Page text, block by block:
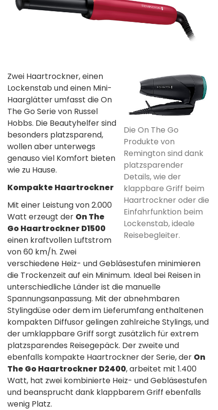
Die On The Go
Produkte von
Remington sind dank
platzsparender
Details, wie der
klappbare Griff beim
Haartrockner oder die
Einfahrfunktion beim
Lockenstab, ideale
Reisebegleiter.
Zwei Haartrockner, einen
Lockenstab und einen Mini-
Haarglätter umfasst die On
The Go Serie von Russel
Hobbs. Die Beautyhelfer sind
besonders platzsparend,
wollen aber unterwegs
genauso viel Komfort bieten
wie zu Hause.
Kompakte Haartrockner
Mit einer Leistung von 2.000
Watt erzeugt der On The
Go Haartrockner D1500
einen kraftvollen Luftstrom
von 60 km/h. Zwei
verschiedene Heiz- und Gebläsestufen minimieren
die Trockenzeit auf ein Minimum. Ideal bei Reisen in
unterschiedliche Länder ist die manuelle
Spannungsanpassung. Mit der abnehmbaren
Stylingdüse oder dem im Lieferumfang enthaltenen
kompakten Diffusor gelingen zahlreiche Stylings, und
der umklappbare Griff sorgt zusätzlich für extrem
platzsparendes Reisegepäck. Der zweite und
ebenfalls kompakte Haartrockner der Serie, der On
The Go Haartrockner D2400, arbeitet mit 1.400
Watt, hat zwei kombinierte Heiz- und Gebläsestufen
und beansprucht dank klappbarem Griff ebenfalls
wenig Platz.